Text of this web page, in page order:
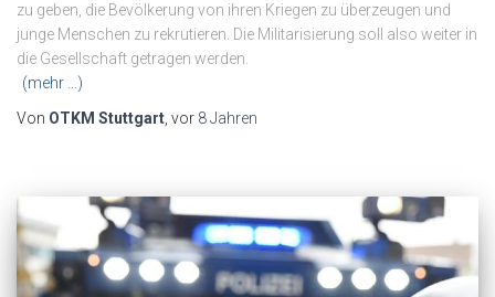
zu geben, die Bevölkerung von ihren Kriegen zu überzeugen und
junge Menschen zu rekrutieren. Die Militarisierung soll also weiter in
die Gesellschaft getragen werden.
(mehr …)
Von OTKM Stuttgart, vor 8 Jahren